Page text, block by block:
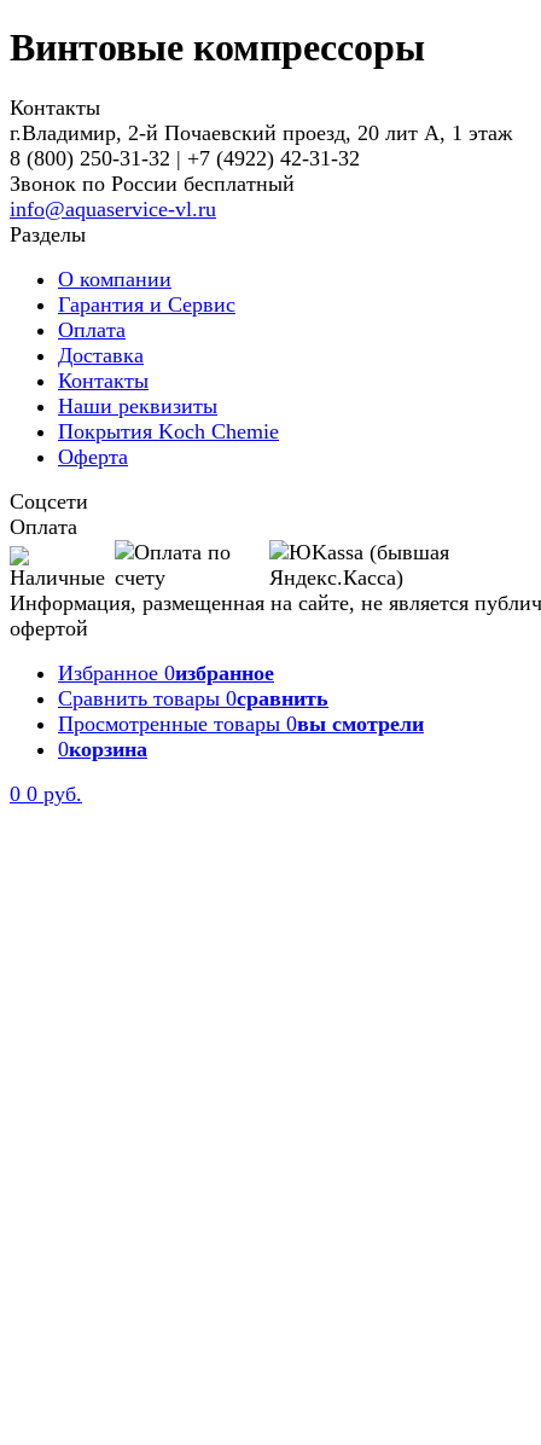
Винтовые компрессоры
Контакты
г.Владимир, 2-й Почаевский проезд, 20 лит А, 1 этаж
8 (800) 250-31-32 | +7 (4922) 42-31-32
Звонок по России бесплатный
info@aquaservice-vl.ru
Разделы
О компании
Гарантия и Сервис
Оплата
Доставка
Контакты
Наши реквизиты
Покрытия Koch Chemie
Оферта
Соцсети
Оплата
Информация, размещенная на сайте, не является
офертой
Избранное 0избранное
Сравнить товары 0сравнить
Просмотренные товары 0вы смотрели
0корзина
0 0 руб.